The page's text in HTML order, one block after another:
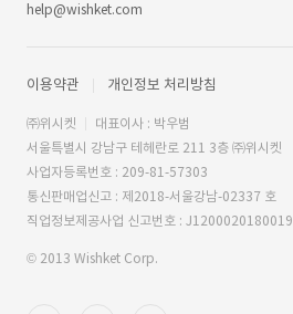
help@wishket.com
이용약관 개인정보 처리방침
㈜위시켓
대표이사 : 박우범
서울특별시 강남구 테헤란로 211 3층 ㈜위시켓
사업자등록번호 : 209-81-57303
통신판매업신고 : 제2018-서울강남-02337 호
직업정보제공사업 신고번호 : J1200020180019
© 2013 Wishket Corp.